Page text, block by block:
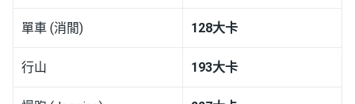
單車 (消閒) 128大卡
行山 193大卡